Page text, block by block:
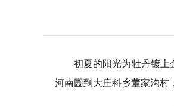
初夏的阳光为牡丹镀上
河南园到大庄科乡董家沟村